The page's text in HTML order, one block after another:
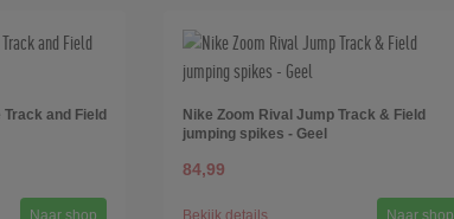
and Field
Naar shop
Nike Zoom Rival Jump Track & Field
jumping spikes - Geel
84,99
Bekijk details Naar shop